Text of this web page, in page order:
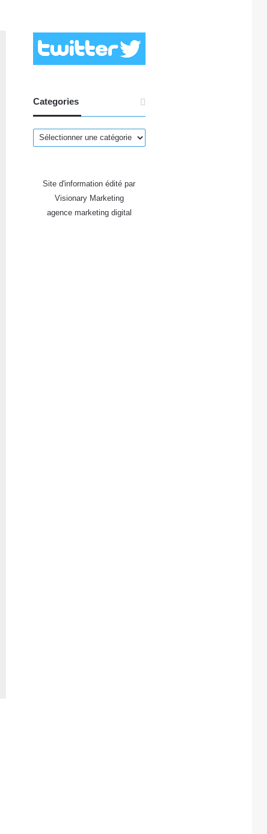
Categories
Categories
Site d'information édité par
Visionary Marketing
agence marketing digital